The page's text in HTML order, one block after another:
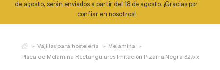
de agosto, serán enviados a partir del 18 de agosto. ¡Gracias por
confiar en nosotros!
Vajillas para hostelería
Melamina
Placa de Melamina Rectangulares Imitación Pizarra Negra 32,5 x 17,5 cm